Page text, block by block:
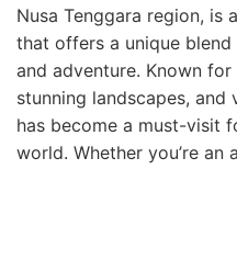
Nusa Tenggara region, is
that offers a unique
and adventure. Known
stunning landscapes,
has become a must-visit
world. Whether you’re